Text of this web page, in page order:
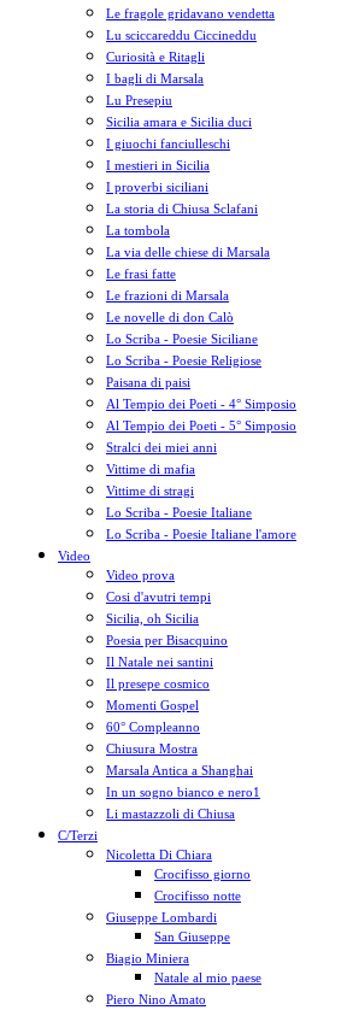
Le fragole gridavano vendetta
Lu sciccareddu Ciccineddu
Curiosità e Ritagli
I bagli di Marsala
Lu Presepiu
Sicilia amara e Sicilia duci
I giuochi fanciulleschi
I mestieri in Sicilia
I proverbi siciliani
La storia di Chiusa Sclafani
La tombola
La via delle chiese di Marsala
Le frasi fatte
Le frazioni di Marsala
Le novelle di don Calò
Lo Scriba - Poesie Siciliane
Lo Scriba - Poesie Religiose
Paisana di paisi
Al Tempio dei Poeti - 4° Simposio
Al Tempio dei Poeti - 5° Simposio
Stralci dei miei anni
Vittime di mafia
Vittime di stragi
Lo Scriba - Poesie Italiane
Lo Scriba - Poesie Italiane l'amore
Video
Video prova
Cosi d'avutri tempi
Sicilia, oh Sicilia
Poesia per Bisacquino
Il Natale nei santini
Il presepe cosmico
Momenti Gospel
60° Compleanno
Chiusura Mostra
Marsala Antica a Shanghai
In un sogno bianco e nero1
Li mastazzoli di Chiusa
C/Terzi
Nicoletta Di Chiara
Crocifisso giorno
Crocifisso notte
Giuseppe Lombardi
San Giuseppe
Biagio Miniera
Natale al mio paese
Piero Nino Amato